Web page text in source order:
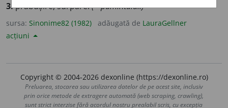
3.prăbușire, surpare.(~ pămîntului.)
sursa: Sinonime82 (1982) adăugată de LauraGellner
acțiuni
Copyright © 2004-2026 dexonline (https://dexonline.ro)
Preluarea, stocarea sau utilizarea datelor de pe acest site, inclusiv
prin orice metode de extragere automată (web scraping, crawling),
sunt strict interzise fără acordul nostru prealabil scris, cu excepția